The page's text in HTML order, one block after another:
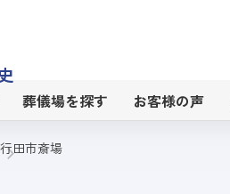
葬儀場を探す お客様の声
行田市斎場